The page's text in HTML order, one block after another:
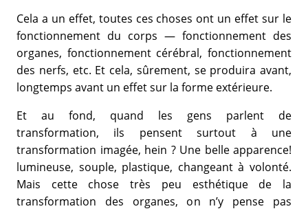
Cela a un effet, toutes ces choses ont un effet sur le
fonctionnement du corps — fonctionnement des
organes, fonctionnement cérébral, fonctionnement
des nerfs, etc. Et cela, sûrement, se produira avant,
longtemps avant un effet sur la forme extérieure.
Et au fond, quand les gens parlent de
transformation, ils pensent surtout à une
transformation imagée, hein ? Une belle apparence!
lumineuse, souple, plastique, changeant à volonté.
Mais cette chose très peu esthétique de la
transformation des organes, on n’y pense pas